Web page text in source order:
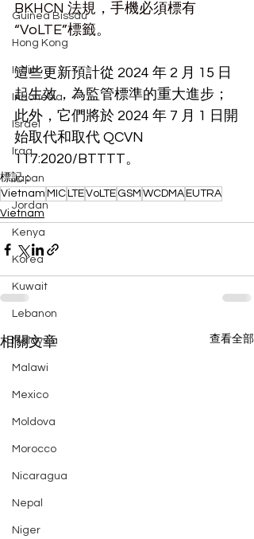
Guinea Bissau
Hong Kong
India
Indonesia
Israel
Iraq
Japan
Jordan
Kenya
Korea
Kuwait
Lebanon
Malaysia
Malawi
Mexico
Moldova
Morocco
Nicaragua
Nepal
Niger
BKHCN 法規，手機必須標有
“VoLTE”標籤。
這些更新預計從 2024 年 2 月 15 日
起生效，為監管標準的重大進步；
此外，它們將於 2024 年 7 月 1 日開
始取代和取代 QCVN
117:2020/BTTTT。
標記：
Vietnam MIC LTEVoLTE GSM WCDMA EUTRA
Vietnam
相關文章 查看全部